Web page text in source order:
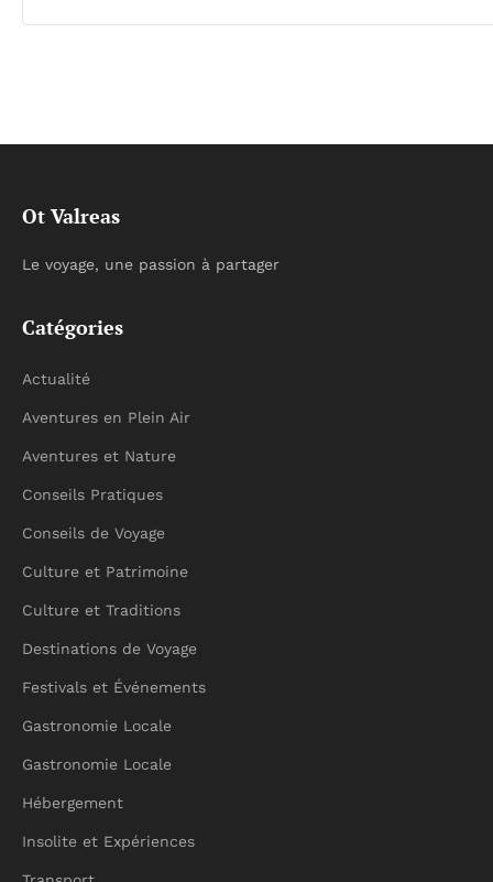
Ot Valreas
Le voyage, une passion à partager
Catégories
Actualité
Aventures en Plein Air
Aventures et Nature
Conseils Pratiques
Conseils de Voyage
Culture et Patrimoine
Culture et Traditions
Destinations de Voyage
Festivals et Événements
Gastronomie Locale
Gastronomie Locale
Hébergement
Insolite et Expériences